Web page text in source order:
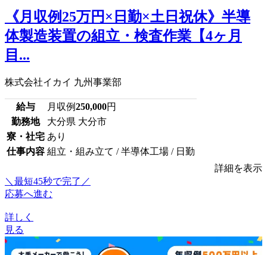
《月収例25万円×日勤×土日祝休》半導
体製造装置の組立・検査作業【4ヶ月
目...
株式会社イカイ 九州事業部
給与 月収例250,000円
勤務地
大分県 大分市
寮・社宅 あり
仕事内容 組立・組み立て / 半導体工場 / 日勤
詳細を表示
＼最短45秒で完了／
応募へ進む
詳しく
見る